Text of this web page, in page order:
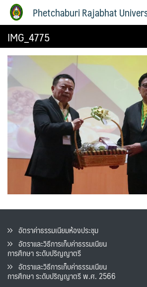
Phetchaburi Rajabhat
IMG_4775
อัตราค่าธรรมเนียมห้องประชุม
อัตราและวิธีการเก็บค่าธรรมเนียน
การศึกษา ระดับปริญญาตรี
อัตราและวิธีการเก็บค่าธรรมเนียน
การศึกษา ระดับปริญญาตรี พ.ศ. 2566